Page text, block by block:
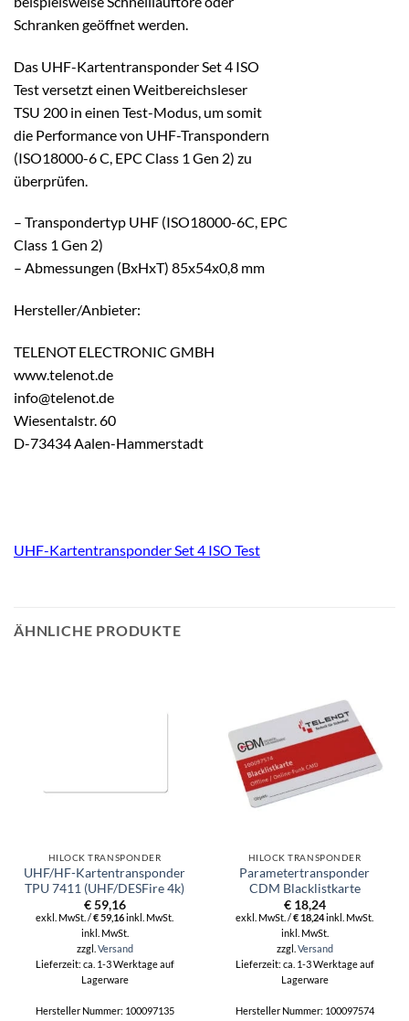
Schranken geöffnet werden.
Das UHF-Kartentransponder Set 4 ISO
Test versetzt einen Weitbereichsleser
TSU 200 in einen Test-Modus, um somit
die Performance von UHF-Transpondern
(ISO18000-6 C, EPC Class 1 Gen 2) zu
überprüfen.
– Transpondertyp UHF (ISO18000-6C, EPC
Class 1 Gen 2)
– Abmessungen (BxHxT) 85x54x0,8 mm
Hersteller/Anbieter:
TELENOT ELECTRONIC GMBH
www.telenot.de
info@telenot.de
Wiesentalstr. 60
D-73434 Aalen-Hammerstadt
UHF-Kartentransponder Set 4 ISO Test
ÄHNLICHE PRODUKTE
HILOCK TRANSPONDER
UHF/HF-Kartentransponder
TPU 7411 (UHF/DESFire 4k)
€59,16
exkl. MwSt. /€59,16inkl. MwSt.
inkl. MwSt.
zzgl. Versand
Lieferzeit: ca. 1-3 Werktage auf
Lagerware
Hersteller Nummer: 100097135
HILOCK TRANSPONDER
Parametertransponder
CDM Blacklistkarte
€18,24
exkl. MwSt. /€ 18,24inkl. MwSt.
inkl. MwSt.
zzgl. Versand
Lieferzeit: ca. 1-3 Werktage auf
Lagerware
Hersteller Nummer: 100097574